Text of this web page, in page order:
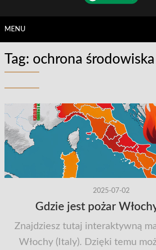
MENU
Tag: ochrona środowiska
2025-07-02
Gdzie jest pożar
Znajdziesz tutaj interaktywną
Włochy (Italy). Dzięki temu